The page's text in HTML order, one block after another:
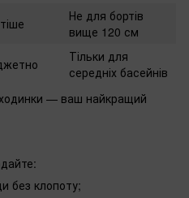
Не для бортів
вище 120 см
Тільки для
середніх басейнів
— ваш найкращий
без клопоту;